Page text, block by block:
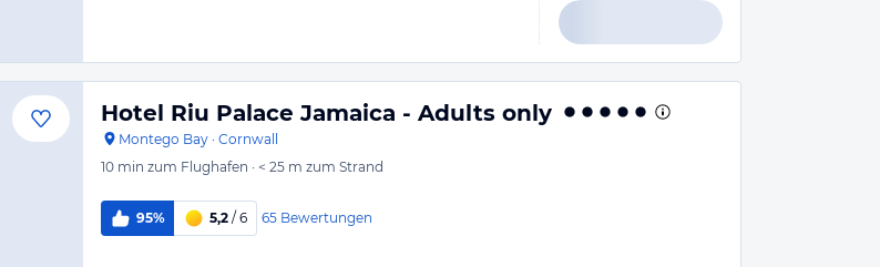
Hotel Riu Palace Jamaica - Adults only
Montego Bay · Cornwall
10 min zum Flughafen · < 25 m zum Strand
95% 5,2 / 6 65 Bewertungen